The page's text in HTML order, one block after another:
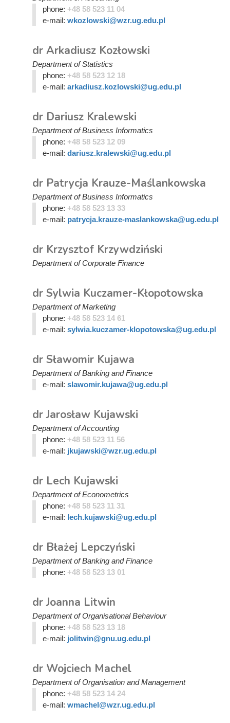
phone: +48 58 523 11 04
e-mail: wkozlowski@wzr.ug.edu.pl
dr Arkadiusz Kozłowski
Department of Statistics
phone: +48 58 523 12 18
e-mail: arkadiusz.kozlowski@ug.edu.pl
dr Dariusz Kralewski
Department of Business Informatics
phone: +48 58 523 12 09
e-mail: dariusz.kralewski@ug.edu.pl
dr Patrycja Krauze-Maślankowska
Department of Business Informatics
phone: +48 58 523 13 33
e-mail: patrycja.krauze-maslankowska@ug.edu.pl
dr Krzysztof Krzywdziński
Department of Corporate Finance
dr Sylwia Kuczamer-Kłopotowska
Department of Marketing
phone: +48 58 523 14 61
e-mail: sylwia.kuczamer-klopotowska@ug.edu.pl
dr Sławomir Kujawa
Department of Banking and Finance
e-mail: slawomir.kujawa@ug.edu.pl
dr Jarosław Kujawski
Department of Accounting
phone: +48 58 523 11 56
e-mail: jkujawski@wzr.ug.edu.pl
dr Lech Kujawski
Department of Econometrics
phone: +48 58 523 11 31
e-mail: lech.kujawski@ug.edu.pl
dr Błażej Lepczyński
Department of Banking and Finance
phone: +48 58 523 13 01
dr Joanna Litwin
Department of Organisational Behaviour
phone: +48 58 523 13 18
e-mail: jolitwin@gnu.ug.edu.pl
dr Wojciech Machel
Department of Organisation and Management
phone: +48 58 523 14 24
e-mail: wmachel@wzr.ug.edu.pl